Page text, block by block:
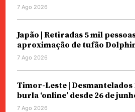
7 Ago 2026
Japão | Retiradas 5 mil
aproximação de tufão
7 Ago 2026
Timor-Leste | Desmantelados
burla ‘online’ desde 26 de
7 Ago 2026